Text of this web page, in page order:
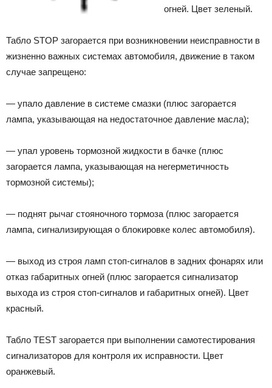
огней. Цвет зеленый.
Табло STOP загорается при возникновении неисправности в
жизненно важных системах автомобиля, движение в таком
случае запрещено:
— упало давление в системе смазки (плюс загорается
лампа, указывающая на недостаточное давление масла);
— упал уровень тормозной жидкости в бачке (плюс
загорается лампа, указывающая на негерметичность
тормозной системы);
— поднят рычаг стояночного тормоза (плюс загорается
лампа, сигнализирующая о блокировке колес автомобиля).
— выход из строя ламп стоп-сигналов в задних фонарях или
отказ габаритных огней (плюс загорается сигнализатор
выхода из строя стоп-сигналов и габаритных огней). Цвет
красный.
Табло TEST загорается при выполнении самотестирования
сигнализаторов для контроля их исправности. Цвет
оранжевый.